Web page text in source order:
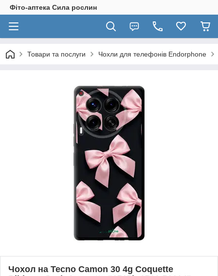
Фіто-аптека Сила рослин
Товари та послуги Чохли для телефонів Endorphone
Чохол на Tecno Camon 30 4g Coquette